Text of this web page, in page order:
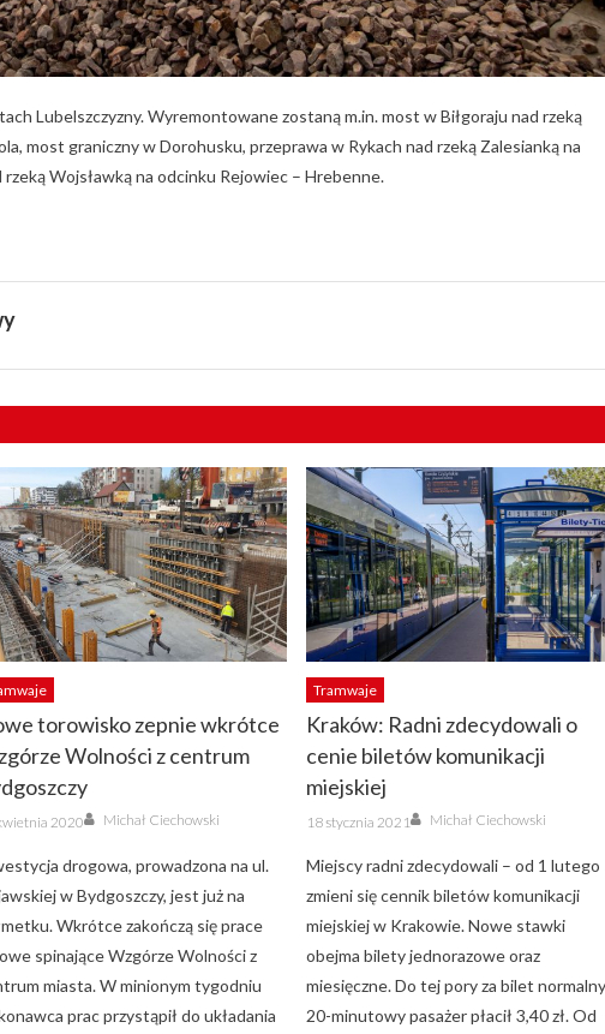
Lubelszczyzny. Wyremontowane zostaną m.in. most w Biłgoraju nad rzeką
most graniczny w Dorohusku, przeprawa w Rykach nad rzeką Zalesianką na
Wojsławką na odcinku Rejowiec – Hrebenne.
torowisko zepnie wkrótce
Wolności z centrum
2020 Author
Michał Ciechowski
drogowa, prowadzona na ul.
w Bydgoszczy, jest już na
Wkrótce zakończą się prace
spinające Wzgórze Wolności z
miasta. W minionym tygodniu
prac przystąpił do układania
Tramwaje
Kraków: Radni zdecydowali o
cenie biletów komunikacji
miejskiej
Posted
on
18 stycznia 2021 Author
Michał Ciechowski
Miejscy radni zdecydowali – od 1 lutego
zmieni się cennik biletów komunikacji
miejskiej w Krakowie. Nowe stawki
obejma bilety jednorazowe oraz
miesięczne. Do tej pory za bilet
20-minutowy pasażer płacił 3,40 zł. Od